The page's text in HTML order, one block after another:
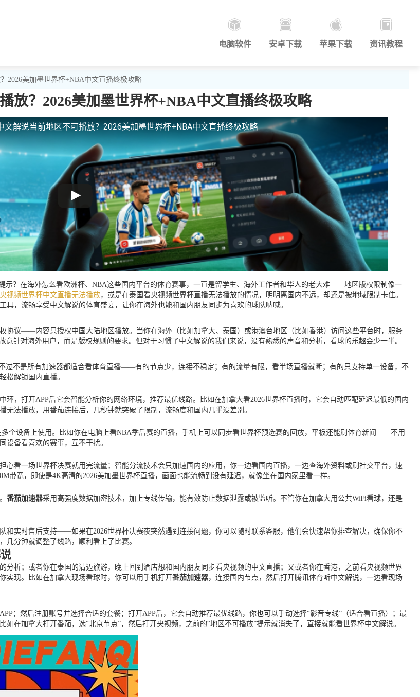
电脑软件 安卓下载 苹果下载 资讯教程
2026美加墨世界杯+NBA中文直播终极攻略
放？2026美加墨世界杯+NBA中文直播终极攻略
文解说当前地区不可播放？2026美加墨世界杯+NBA中文直播终极攻略
示？在海外怎么看欧洲杯、NBA这些国内平台的体育赛事，一直是留学生、海外工作者和华人的老大难——地区版权限制像一
视频世界杯中文直播无法播放，或是在泰国看央视频世界杯直播无法播放的情况，明明离国内不远，却还是被地域限制卡住。
，流畅享受中文解说的体育盛宴，让你在海外也能和国内朋友同步为喜欢的球队呐喊。
协议——内容只授权中国大陆地区播放。当你在海外（比如加拿大、泰国）或港澳台地区（比如香港）访问这些平台时，服务
针对海外用户，而是版权规则的要求。但对于习惯了中文解说的我们来说，没有熟悉的声音和分析，看球的乐趣会少一半。
过不是所有加速器都适合看体育直播——有的节点少，连接不稳定；有的流量有限，看半场直播就断；有的只支持单一设备，不
松解锁国内直播。
，打开APP后它会智能分析你的网络环境，推荐最优线路。比如在加拿大看2026世界杯直播时，它会自动匹配延迟最低的国内
法播放，用番茄连接后，几秒钟就突破了限制，流畅度和国内几乎没差别。
多个设备上使用。比如你在电脑上看NBA季后赛的直播，手机上可以同步看世界杯预选赛的回放，平板还能刷体育新闻——不用
设备看喜欢的赛事，互不干扰。
心看一场世界杯决赛就用完流量；智能分流技术会只加速国内的应用，你一边看国内直播，一边查海外资料或刷社交平台，速
宽，即使是4K高清的2026美加墨世界杯直播，画面也能流畅到没有延迟，就像坐在国内家里看一样。
番茄加速器采用高强度数据加密技术，加上专线传输，能有效防止数据泄露或被监听。不管你在加拿大用公共WiFi看球，还是
和实时售后支持——如果在2026世界杯决赛夜突然遇到连接问题，你可以随时联系客服，他们会快速帮你排查解决，确保你不
分钟就调整了线路，顺利看上了比赛。
析；或者你在泰国的清迈旅游，晚上回到酒店想和国内朋友同步看央视频的中文直播；又或者你在香港，之前看央视频世界
现。比如在加拿大现场看球时，你可以用手机打开番茄加速器，连接国内节点，然后打开腾讯体育听中文解说，一边看现场
APP；然后注册账号并选择合适的套餐；打开APP后，它会自动推荐最优线路，你也可以手动选择“影音专线”（适合看直播）；最
在加拿大打开番茄，选“北京节点”，然后打开央视频，之前的“地区不可播放”提示就消失了，直接就能看世界杯中文解说。